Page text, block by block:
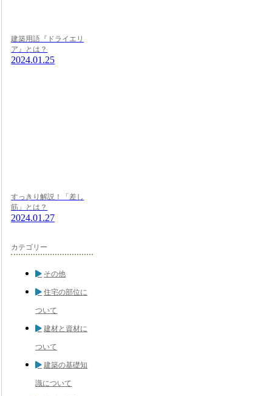
建築用語『ドライエリ
ア』とは？
2024.01.25
すっきり解説！「差し
筋」とは？
2024.01.27
カテゴリー
その他
住宅の部位に
ついて
建材と資材に
ついて
建築の基礎知
識について